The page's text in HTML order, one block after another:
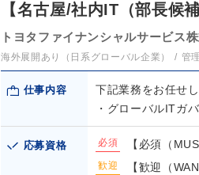
【名古屋/社内IT（部長候
トヨタファイナンシャルサービス
海外展開あり（日系グローバル企業） 管
仕事内容
下記業務をお任せ
・グローバルITガ
応募資格 必須 【必須（
歓迎
【歓迎（